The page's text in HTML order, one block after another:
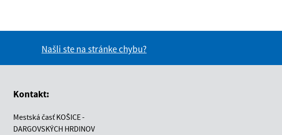
Našli ste na stránke chybu?
Kontakt:
Mestská časť KOŠICE -
DARGOVSKÝCH HRDINOV